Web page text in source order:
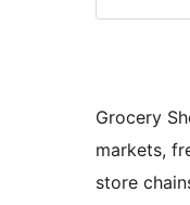
Grocery
markets,
store